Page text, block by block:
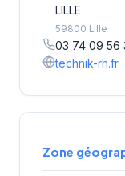
LILLE
59800 Lille
03 74 09 56
technik-rh.fr
Zone